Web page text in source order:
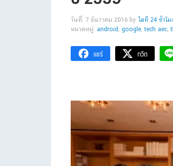
วันที่: 7 ธันวาคม 2016 by ไอที 24 ชั่วโมง
หมวดหมู่: android , google,tech aec,
แชร์ ทวีต